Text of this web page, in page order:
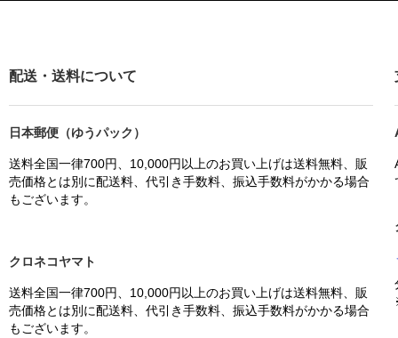
配送・送料について
日本郵便（ゆうパック）
送料全国一律700円、10,000円以上のお買い上げは送料無料、販
売価格とは別に配送料、代引き手数料、振込手数料がかかる場合
もございます。
クロネコヤマト
送料全国一律700円、10,000円以上のお買い上げは送料無料、販
売価格とは別に配送料、代引き手数料、振込手数料がかかる場合
もございます。